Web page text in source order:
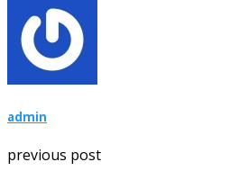
admin
previous post